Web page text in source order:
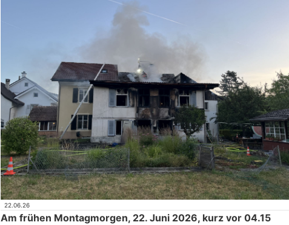
22.06.26
Am frühen Montagmorgen, 22. Juni 2026, kurz vor 04.15